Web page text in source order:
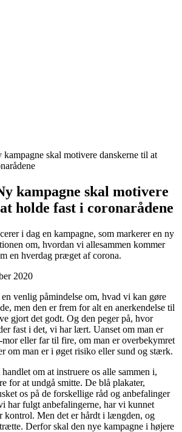
skal motivere danskerne til at
kampagne skal motivere
holde fast i coronarådene
i dag en kampagne, som markerer en ny
om, hvordan vi allesammen kommer
en hverdag præget af corona.
2020
venlig påmindelse om, hvad vi kan gøre
men den er frem for alt en anerkendelse til
gjort det godt. Og den peger på, hvor
fast i det, vi har lært. Uanset om man er
eller far til fire, om man er overbekymret
om man er i øget risiko eller sund og stærk.
om at instruere os alle sammen i,
for at undgå smitte. De blå plakater,
os på de forskellige råd og anbefalinger
har fulgt anbefalingerne, har vi kunnet
kontrol. Men det er hårdt i længden, og
Derfor skal den nye kampagne i højere